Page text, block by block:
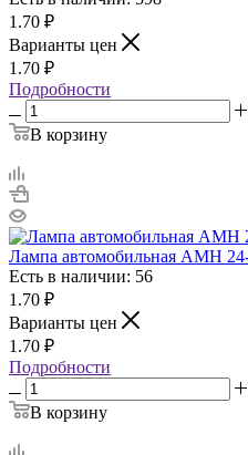
1.70 ₽
Варианты цен
1.70 ₽
Подробности
В корзину
Лампа автомобильная АМН
Есть в наличии: 56
1.70 ₽
Варианты цен
1.70 ₽
Подробности
В корзину